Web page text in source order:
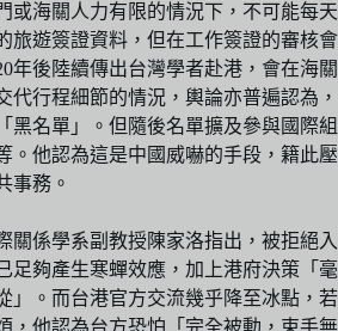
或海關人力有限的情況下，不可能每天
旅遊簽證資料，但在工作簽證的審核會
年後陸續傳出台灣學者赴港，會在海關
代行程細節的情況，輿論亦普遍認為，
黑名單」。但隨後名單擴及參與國際組
。他認為這是中國威嚇的手段，籍此壓
事務。
關係學系副教授陳家洛指出，被拒絕入
足夠產生寒蟬效應，加上港府決策「毫
」。而台港官方交流幾乎降至冰點，若